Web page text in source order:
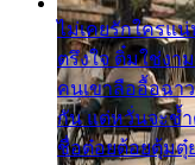
ไม่เคยรักใครแ
ตรึงใจ ติ๋มใช่งา
คนเขาลืออื้อฉา
กัน แต่หวั่นจะช้
ชื่อต๋อยต้อยตุ้มตุ๋